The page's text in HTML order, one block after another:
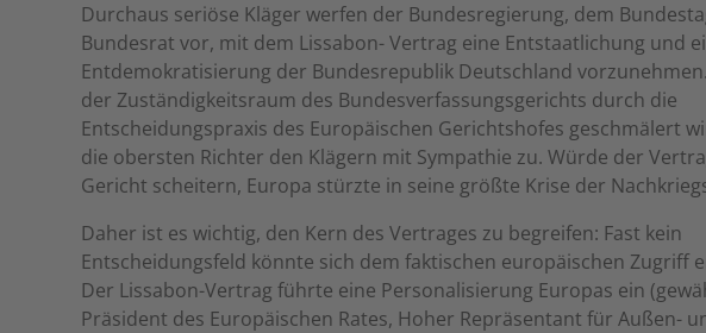
Durchaus seriöse Kläger werfen der Bundesregierung, dem
Bundesrat vor, mit dem Lissabon- Vertrag eine Entstaatlichung und
Entdemokratisierung der Bundesrepublik Deutschland
der Zuständigkeitsraum des Bundesverfassungsgerichts durch die
Entscheidungspraxis des Europäischen Gerichtshofes geschmälert
die obersten Richter den Klägern mit Sympathie zu. Würde der
Gericht scheitern, Europa stürzte in seine größte Krise der
Daher ist es wichtig, den Kern des Vertrages zu begreifen: Fast kein
Entscheidungsfeld könnte sich dem faktischen europäischen Zugriff
Der Lissabon-Vertrag führte eine Personalisierung Europas ein
Präsident des Europäischen Rates, Hoher Repräsentant für Außen-